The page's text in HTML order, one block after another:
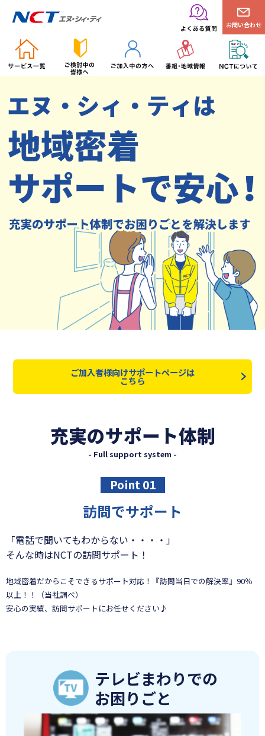
お問い合わせ
ご加入者様向けサポートページは
こちら
充実のサポート体制
- Full support system -
Point 01
訪問でサポート
「電話で聞いてもわからない・・・・」
そんな時はNCTの訪問サポート！
地域密着だからこそできるサポート対応！『訪問当日での解決率』90％
以上！！（当社調べ）
安心の実績、訪問サポートにお任せください♪
テレビまわりでの
お困りごと